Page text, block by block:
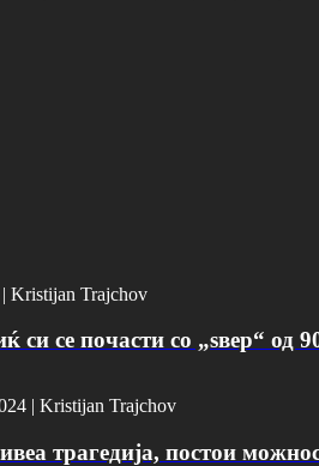
Kristijan Trajchov
си се почасти со „ѕвер“ од
| Kristijan Trajchov
трагедија, постои